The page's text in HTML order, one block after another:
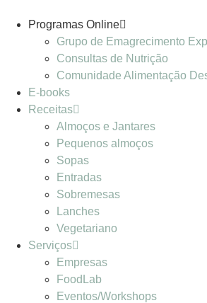
Programas Online
Grupo de Emagrecimento
Consultas de Nutrição
Comunidade Alimentação
E-books
Receitas
Almoços e Jantares
Pequenos almoços
Sopas
Entradas
Sobremesas
Lanches
Vegetariano
Serviços
Empresas
FoodLab
Eventos/Workshops